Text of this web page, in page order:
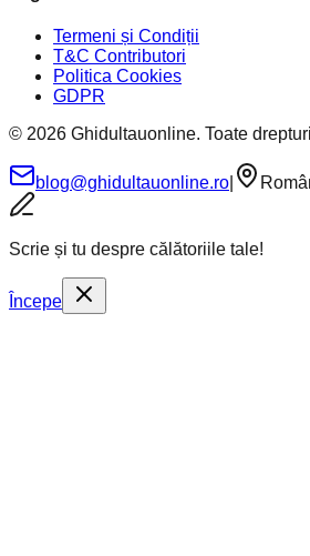
Termeni și Condiții
T&C Contributori
Politica Cookies
GDPR
© 2026 Ghidultauonline. Toate
blog@ghidultauonline.ro
Scrie și tu despre călătoriile tale!
Începe